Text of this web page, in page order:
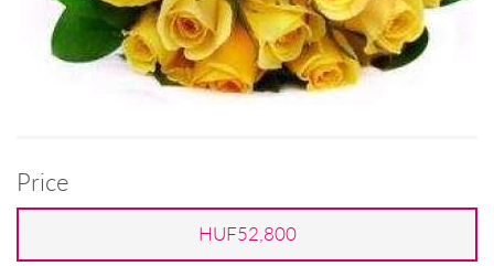
Price
HUF52,800